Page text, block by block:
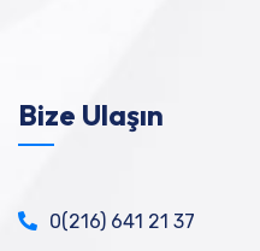
Bize Ulaşın
0(216) 641 21 37